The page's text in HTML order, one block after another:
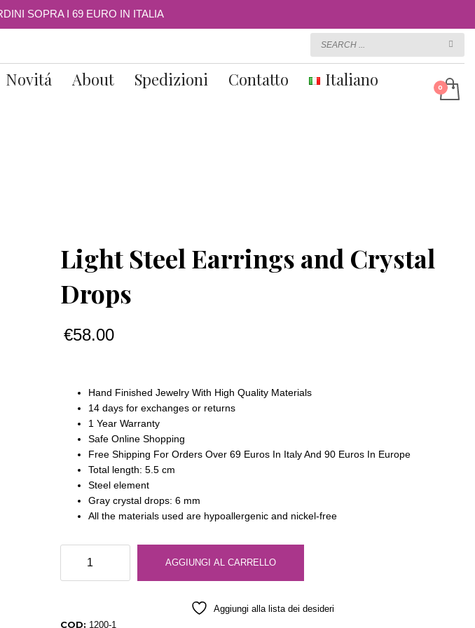
SOPRA I 69 EURO IN ITALIA
Novitá About Spedizioni Contatto
Italiano
Light Steel Earrings and Crystal
Drops
€58.00
Hand Finished Jewelry With High Quality Materials
14 days for exchanges or returns
1 Year Warranty
Safe Online Shopping
Free Shipping For Orders Over 69 Euros In Italy And 90 Euros In Europe
Total length: 5.5 cm
Steel element
Gray crystal drops: 6 mm
All the materials used are hypoallergenic and nickel-free
Earrings
AGGIUNGI AL CARRELLO
Aggiungi alla lista dei desideri
COD: 1200-1